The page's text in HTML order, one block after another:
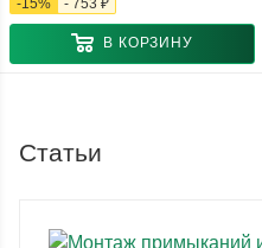
-15% - 753 ₽
В КОРЗИНУ
Статьи